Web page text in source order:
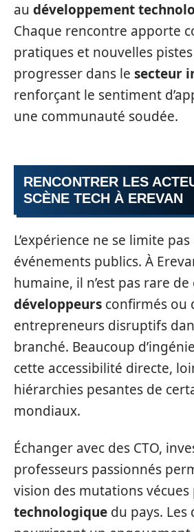
au développement
Chaque rencontre apporte
pratiques et nouvelles
progresser dans le secteur
renforçant le sentiment
une communauté soudée.
RENCONTRER LES
SCÈNE TECH À EREVAN
L’expérience ne se limite
événements publics. À
humaine, il n’est pas rare
développeurs confirmés ou
entrepreneurs disruptifs
branché. Beaucoup
cette accessibilité directe,
hiérarchies pesantes de
mondiaux.
Échanger avec des CTO,
professeurs passionnés
vision des mutations vécues
technologique du pays. Les